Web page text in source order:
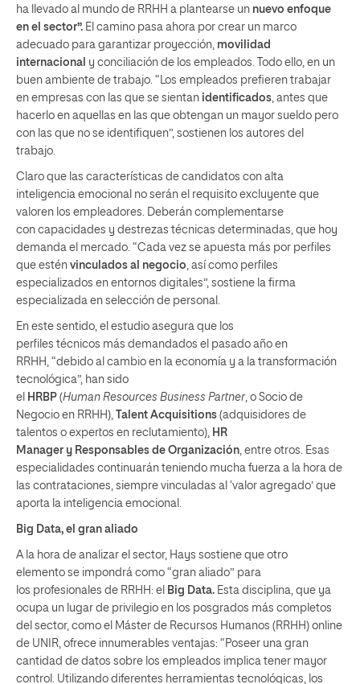
ha llevado al mundo de RRHH a plantearse un nuevo enfoque
en el sector”. El camino pasa ahora por crear un marco
adecuado para garantizar proyección, movilidad
internacional y conciliación de los empleados. Todo ello, en un
buen ambiente de trabajo. “Los empleados prefieren trabajar
en empresas con las que se sientan identificados, antes que
hacerlo en aquellas en las que obtengan un mayor sueldo pero
con las que no se identifiquen”, sostienen los autores del
trabajo.
Claro que las características de candidatos con alta
inteligencia emocional no serán el requisito excluyente que
valoren los empleadores. Deberán complementarse
con capacidades y destrezas técnicas determinadas, que hoy
demanda el mercado. “Cada vez se apuesta más por perfiles
que estén vinculados al negocio, así como perfiles
especializados en entornos digitales”, sostiene la firma
especializada en selección de personal.
En este sentido, el estudio asegura que los
perfiles técnicos más demandados el pasado año en
RRHH, “debido al cambio en la economía y a la transformación
tecnológica”, han sido
el HRBP (Human Resources Business Partner, o Socio de
Negocio en RRHH), Talent Acquisitions (adquisidores de
talentos o expertos en reclutamiento), HR
Manager y Responsables de Organización, entre otros. Esas
especialidades continuarán teniendo mucha fuerza a la hora de
las contrataciones, siempre vinculadas al ‘valor agregado’ que
aporta la inteligencia emocional.
Big Data, el gran aliado
A la hora de analizar el sector, Hays sostiene que otro
elemento se impondrá como “gran aliado” para
los profesionales de RRHH: el Big Data. Esta disciplina, que ya
ocupa un lugar de privilegio en los posgrados más completos
del sector, como el Máster de Recursos Humanos (RRHH) online
de UNIR, ofrece innumerables ventajas: “Poseer una gran
cantidad de datos sobre los empleados implica tener mayor
control. Utilizando diferentes herramientas tecnológicas, los